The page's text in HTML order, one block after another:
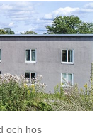
och hos